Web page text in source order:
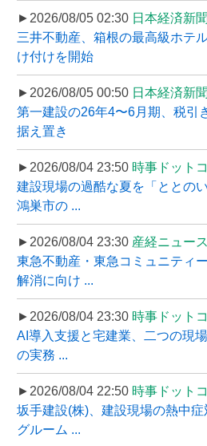
►2026/08/05 02:30 日本経済新聞
三井不動産、箱根の最高級ホテ
け付けを開始
►2026/08/05 00:50 日本経済新聞
第一建設の26年4〜6月期、税引
据え置き
►2026/08/04 23:50 時事ドット
建設現場の過酷な夏を「ととの
鴻巣市の ...
►2026/08/04 23:30 産経ニュース
東急不動産・東急コミュニティ
解消に向け ...
►2026/08/04 23:30 時事ドット
AI導入支援と宅建業、二つの現
の実務 ...
►2026/08/04 22:50 時事ドット
坂手建設(株)、建設現場の熱中
グルーム ...